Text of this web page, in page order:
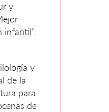
y
infantil”.
y
de la
para
de